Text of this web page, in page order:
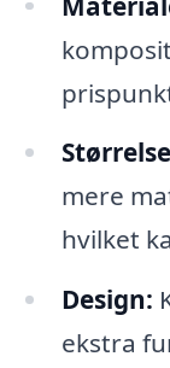
mere
hvilket
Design:
ekstra